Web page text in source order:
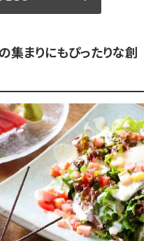
集まりにもぴったりな創